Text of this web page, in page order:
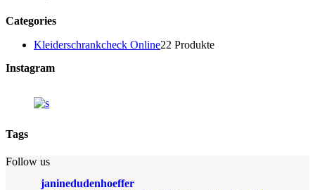
Categories
Kleiderschrankcheck Online22 Produkte
Instagram
Tags
Follow us
janinedudenhoeffer